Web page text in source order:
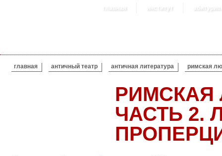
главная институт
ВЫ ЗДЕСЬ
главная античный театр античная литература римская
РИМСКАЯ
ЧАСТЬ 2.